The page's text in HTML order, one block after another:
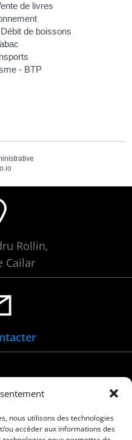
nous utilisons des technologies
ou accéder aux informations des
de livres
de boissons
- BTP
Rollin,
Cailar
01 05